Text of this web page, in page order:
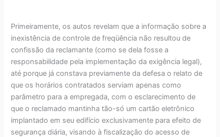
Primeiramente, os autos revelam que a informação sobre a
inexistência de controle de freqüência não resultou de
confissão da reclamante (como se dela fosse a
responsabilidade pela implementação da exigência legal),
até porque já constava previamente da defesa o relato de
que os horários contratados serviam apenas como
parâmetro para a empregada, com o esclarecimento de
que o reclamado mantinha tão-só um cartão eletrônico
implantado em seu edifício exclusivamente para efeito de
segurança diária, visando à fiscalização do acesso de